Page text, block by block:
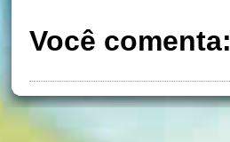
Você comenta: